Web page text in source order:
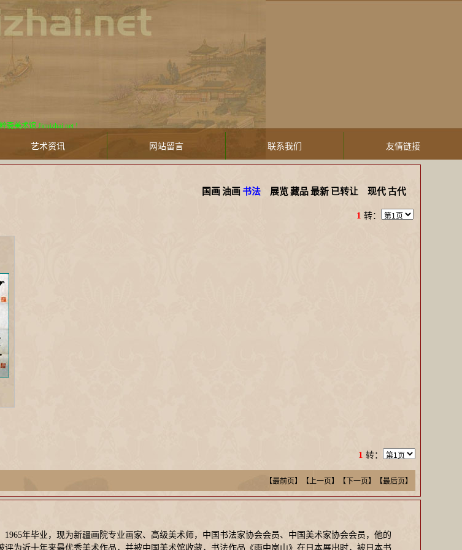
术馆 Jicuizhai.net !
艺术资讯 网站留言 联系我们 友情链接
国画 油画 书法 展览 藏品 最新 已转让 现代 古代
1 转：
1 转：
【最前页】【上一页】 【下一页】【最后页】
年毕业，现为新疆画院专业画家、高级美术师，中国书法家协会会员、中国美术家协会会员，他的
为近十年来最优秀美术作品，并被中国美术馆收藏，书法作品《雨中岚山》在日本展出时，被日本书